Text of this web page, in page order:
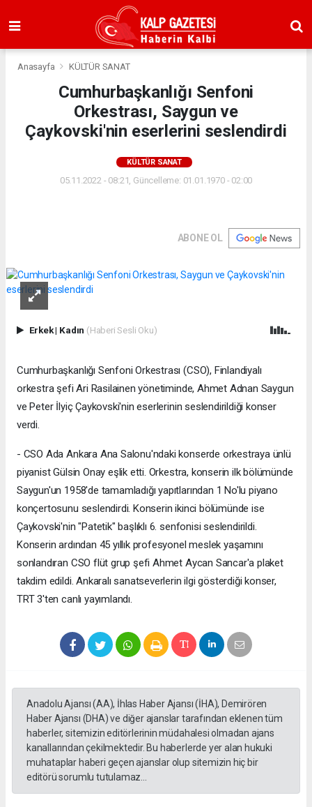
Anasayfa KÜLTÜR SANAT
Cumhurbaşkanlığı Senfoni
Orkestrası, Saygun ve
Çaykovski'nin eserlerini seslendirdi
KÜLTÜR SANAT
05.11.2022 - 08:21, Güncelleme: 01.01.1970 - 02:00
ABONE OL
Erkek| Kadın (Haberi Sesli Oku)
Cumhurbaşkanlığı Senfoni Orkestrası (CSO), Finlandiyalı
orkestra şefi Ari Rasilainen yönetiminde, Ahmet Adnan Saygun
ve Peter İlyiç Çaykovski'nin eserlerinin seslendirildiği konser
verdi.
- CSO Ada Ankara Ana Salonu'ndaki konserde orkestraya ünlü
piyanist Gülsin Onay eşlik etti. Orkestra, konserin ilk bölümünde
Saygun'un 1958'de tamamladığı yapıtlarından 1 No'lu piyano
konçertosunu seslendirdi. Konserin ikinci bölümünde ise
Çaykovski'nin "Patetik" başlıklı 6. senfonisi seslendirildi.
Konserin ardından 45 yıllık profesyonel meslek yaşamını
sonlandıran CSO flüt grup şefi Ahmet Aycan Sancar'a plaket
takdim edildi. Ankaralı sanatseverlerin ilgi gösterdiği konser,
TRT 3'ten canlı yayımlandı.
Anadolu Ajansı (AA), İhlas Haber Ajansı (İHA), Demirören
Haber Ajansı (DHA) ve diğer ajanslar tarafından eklenen tüm
haberler, sitemizin editörlerinin müdahalesi olmadan ajans
kanallarından çekilmektedir. Bu haberlerde yer alan hukuki
muhataplar haberi geçen ajanslar olup sitemizin hiç bir
editörü sorumlu tutulamaz...